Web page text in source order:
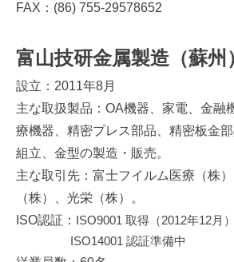
FAX：(86) 755-29578652
富山技研金属製造（蘇州
設立：2011年8月
主な取扱製品：OA機器、家電、金融
療機器、精密プレス部品、精密板金部
組立、金型の製造・販売。
主な取引先：富士フイルム医療（株
（株）、光栄（株）。
ISO認証：
ISO9001 取得（2012年12月）
ISO14001 認証準備中